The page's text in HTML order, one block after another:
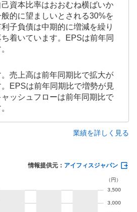
資本比率はおおむね横ばいか
的に望ましいとされる30%を
利子負債は中期的に増減を繰り
着いています。EPSは前年同
売上高は前年同期比で拡大が
EPSは前年同期比で増勢が見
ッシュフローは前年同期比で
業績を詳しく見る
情報提供元： アイフィスジャパン